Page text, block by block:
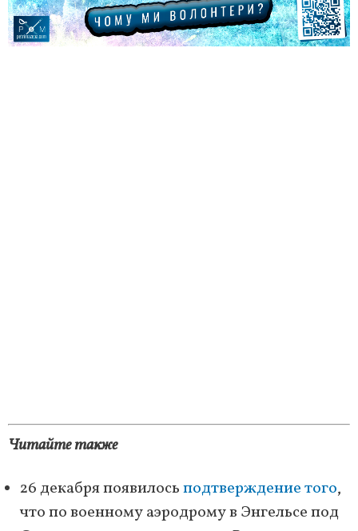
Читайте также
26 декабря появилосьподтверждение того,
что по военному аэродрому в Энгельсе под